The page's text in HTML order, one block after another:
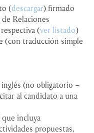
(descargar) firmado
Relaciones
(ver listado)
(con traducción simple
(no obligatorio –
al candidato a una
incluya
propuestas,